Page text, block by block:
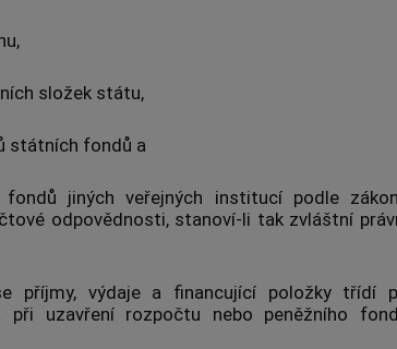
složek státu,
státních fondů a
jiných veřejných institucí podle
odpovědnosti, stanoví-li tak zvláštní
příjmy, výdaje a financující položkytřídí
při uzavření rozpočtu nebo peněžního